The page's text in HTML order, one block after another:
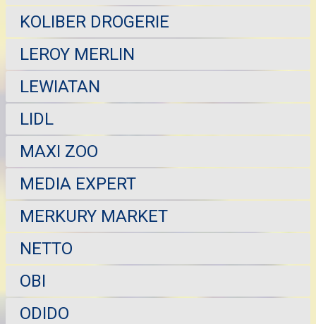
KOLIBER DROGERIE
LEROY MERLIN
LEWIATAN
LIDL
MAXI ZOO
MEDIA EXPERT
MERKURY MARKET
NETTO
OBI
ODIDO